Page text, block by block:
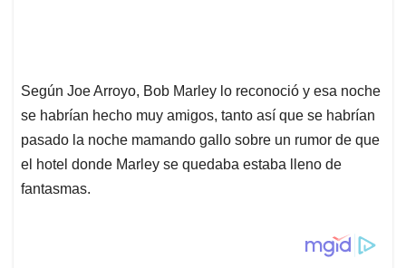
Según Joe Arroyo, Bob Marley lo reconoció y esa noche
se habrían hecho muy amigos, tanto así que se habrían
pasado la noche mamando gallo sobre un rumor de que
el hotel donde Marley se quedaba estaba lleno de
fantasmas.